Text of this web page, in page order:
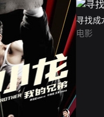
寻找成
电影